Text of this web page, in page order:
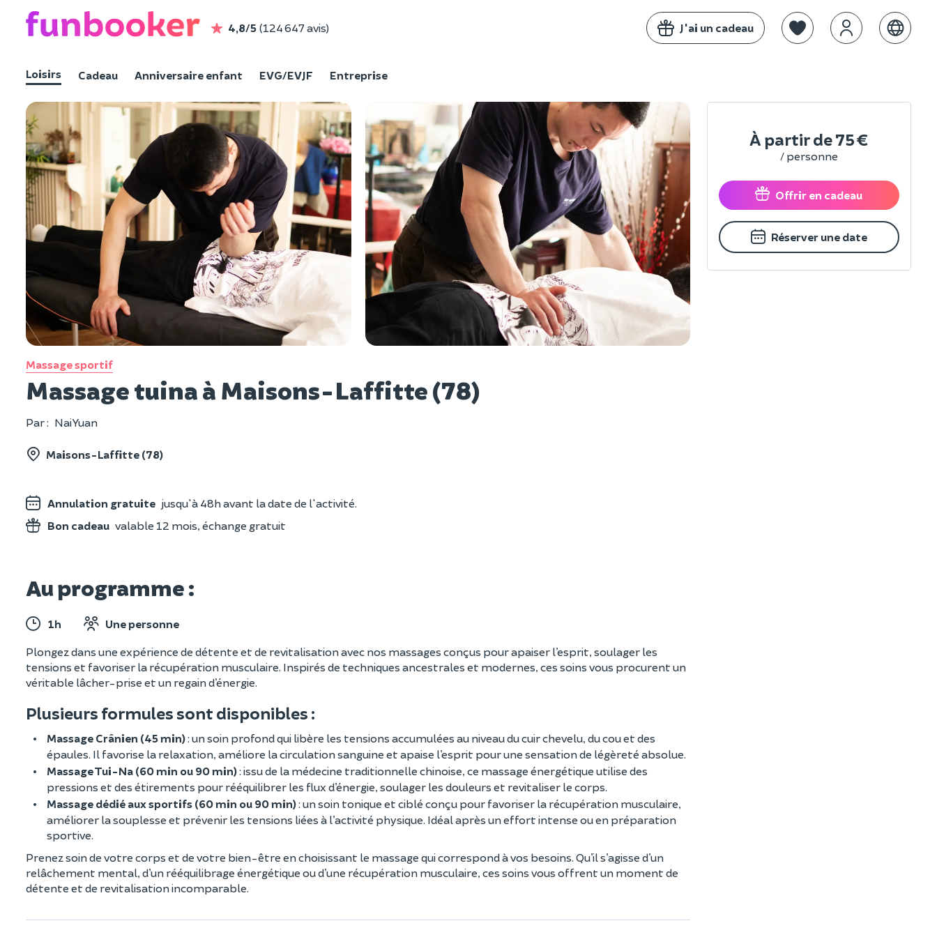
4,8/5 (124 647 avis) J'ai un cadeau
Loisirs Cadeau Anniversaire enfant EVG/EVJF Entreprise
Voir les photos
Massage sportif
Massage tuina à Maisons-Laffitte (78)
Par : Nai Yuan
Maisons-Laffitte (78)
Annulation gratuite jusqu'à 48h avant la date de l'activité.
Bon cadeau valable 12 mois, échange gratuit
Au programme :
1h Une personne
Plongez dans une expérience de détente et de revitalisation avec nos massages conçus pour apaiser l’esprit, soulager les
tensions et favoriser la récupération musculaire. Inspirés de techniques ancestrales et modernes, ces soins vous procurent un
véritable lâcher-prise et un regain d’énergie.
Plusieurs formules sont disponibles :
Massage Crânien (45 min): un soin profond qui libère les tensions accumulées au niveau du cuir chevelu, du cou et des
épaules. Il favorise la relaxation, améliore la circulation sanguine et apaise l’esprit pour une sensation de légèreté absolue.
Massage Tui-Na (60 min ou 90 min): issu de la médecine traditionnelle chinoise, ce massage énergétique utilise des
pressions et des étirements pour rééquilibrer les flux d’énergie, soulager les douleurs et revitaliser le corps.
Massage dédié aux sportifs (60 min ou 90 min): un soin tonique et ciblé conçu pour favoriser la récupération musculaire,
améliorer la souplesse et prévenir les tensions liées à l’activité physique. Idéal après un effort intense ou en préparation
sportive.
Prenez soin de votre corps et de votre bien-être en choisissant le massage qui correspond à vos besoins. Qu’il s’agisse d’un
relâchement mental, d’un rééquilibrage énergétique ou d’une récupération musculaire, ces soins vous offrent un moment de
détente et de revitalisation incomparable.
À partir de75 €
/ personne
Offrir en cadeau
Réserver une date